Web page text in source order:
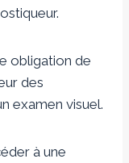
obligation de
des
examen visuel.
à une